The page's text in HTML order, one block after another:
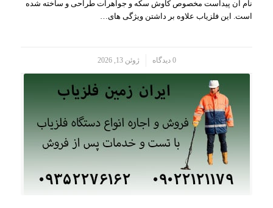
نام آن پیداست مخصوص کاوش سکه و جواهرات طراحی و ساخته شده
است. این فلزیاب علاوه بر داشتن ویژگی های…
0 دیدگاه ژوئن 13, 2026